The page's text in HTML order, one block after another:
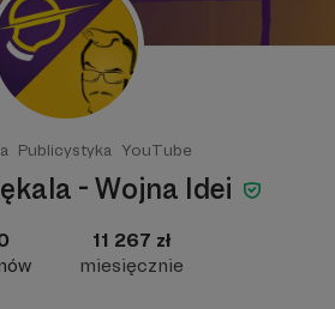
Publicystyka YouTube
- Wojna Idei
11 267 zł
miesięcznie